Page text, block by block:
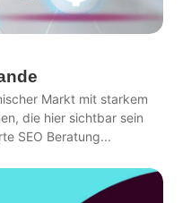
Markt mit starkem
die hier sichtbar sein
SEO Beratung...